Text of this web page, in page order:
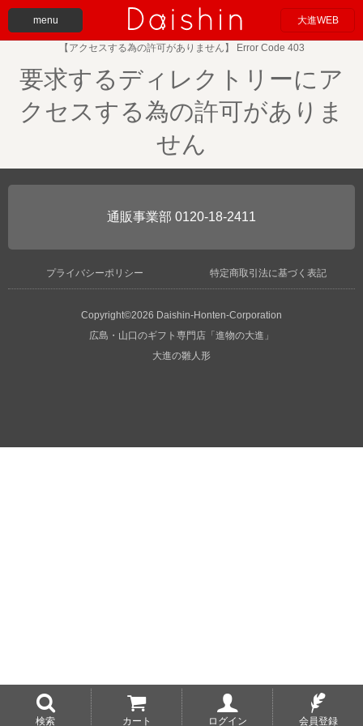
menu 大進WEB
検索 カート ログイン 会員登録
【アクセスする為の許可がありません】 Error Code 403
要求するディレクトリーにア
クセスする為の許可がありま
せん
0120-18-2411
プライバシーポリシー 特定商取引法に基づく表記
Copyright©2026 Daishin-Honten-Corporation
広島・山口のギフト専門店「進物の大進」
大進の雛人形